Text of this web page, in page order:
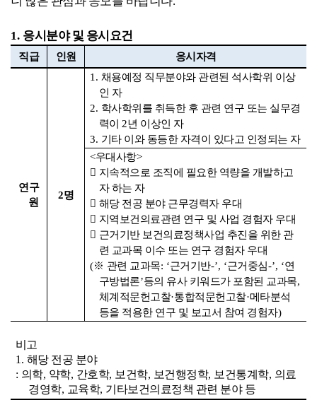
1. 응시분야 및 응시요건
직급 인원 응시자격
연구
원
2명
1. 채용예정 직무분야와 관련된 석사학위 이상
인 자
2. 학사학위를 취득한 후 관련 연구 또는 실무경
력이 2년 이상인 자
3. 기타 이와 동등한 자격이 있다고 인정되는 자
<우대사항>
 지속적으로 조직에 필요한 역량을 개발하고
자 하는 자
 해당 전공 분야 근무경력자 우대
 지역보건의료관련 연구 및 사업 경험자 우대
 근거기반 보건의료정책사업 추진을 위한 관
련 교과목 이수 또는 연구 경험자 우대
(※ 관련 교과목: ‘근거기반-’, ‘근거중심-’, ‘연
구방법론’등의 유사 키워드가 포함된 교과목,
체계적문헌고찰·통합적문헌고찰·메타분석
등을 적용한 연구 및 보고서 참여 경험자)
비고
1. 해당 전공 분야
: 의학, 약학, 간호학, 보건학, 보건행정학, 보건통계학, 의료
경영학, 교육학, 기타보건의료정책 관련 분야 등